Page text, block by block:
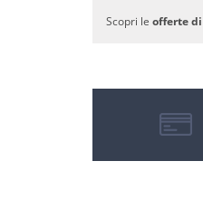
Scopri le offerte di